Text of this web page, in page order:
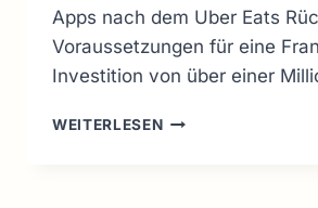
Apps nach dem Uber Eats
Voraussetzungen für eine
Investition von über einer
WEITERLESENMCDONALD’S